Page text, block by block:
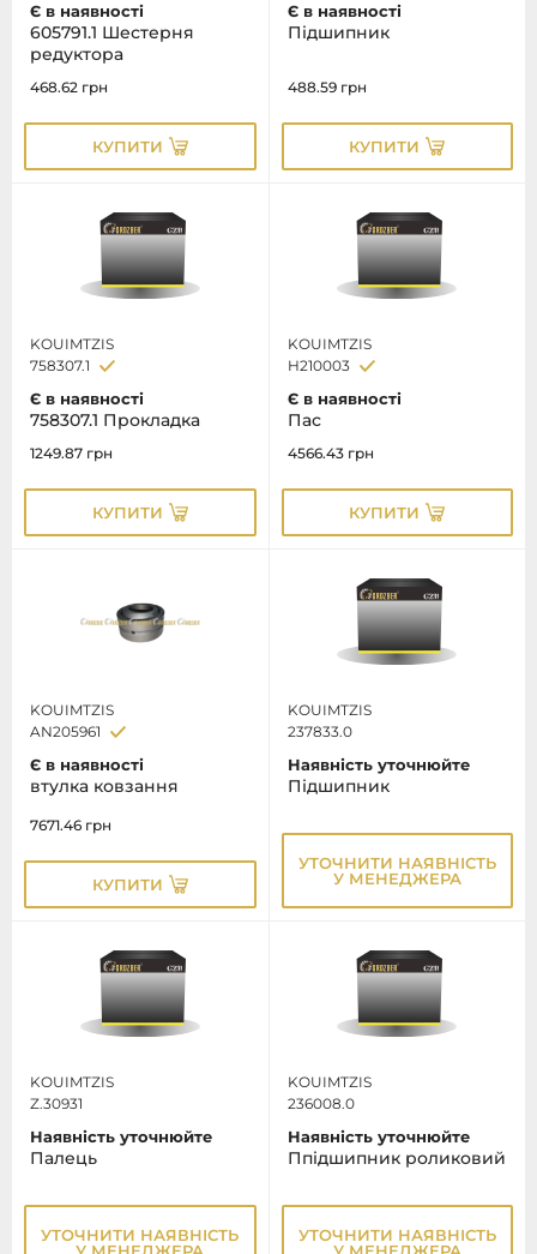
Є в наявності
605791.1 Шестерня
редуктора
468.62 грн
КУПИТИ
Є в наявності
Пiдшипник
488.59 грн
КУПИТИ
KOUIMTZIS
758307.1
Є в наявності
758307.1 Прокладка
1249.87 грн
КУПИТИ
KOUIMTZIS
H210003
Є в наявності
Пас
4566.43 грн
КУПИТИ
KOUIMTZIS
AN205961
Є в наявності
втулка ковзання
7671.46 грн
КУПИТИ
KOUIMTZIS
237833.0
Наявність уточнюйте
Підшипник
УТОЧНИТИ НАЯВНІСТЬ
У МЕНЕДЖЕРА
KOUIMTZIS
Z.30931
Наявність уточнюйте
Палець
УТОЧНИТИ НАЯВНІСТЬ
У МЕНЕДЖЕРА
KOUIMTZIS
236008.0
Наявність уточнюйте
Ппiдшипник роликовий
УТОЧНИТИ НАЯВНІСТЬ
У МЕНЕДЖЕРА